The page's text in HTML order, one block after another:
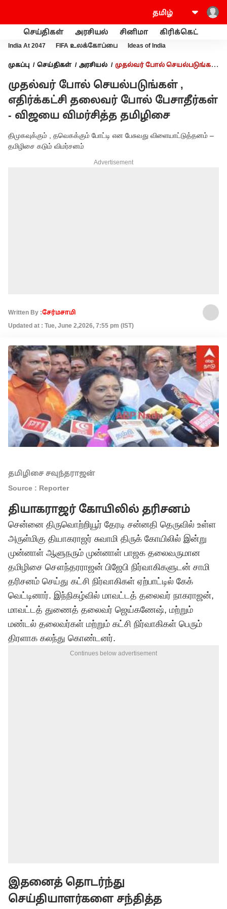
செய்திகள் அரசியல் சினிமா கிரிக்கெட்
India At 2047 FIFA உலக்கோப்பை Ideas of India
முகப்பு செய்திகள் அரசியல்
முதல்வர் போல் செயல்படுங்கள்
தமிழிசை
முதல்வர் போல் செயல்படுங்கள் ,
எதிர்க்கட்சி தலைவர் போல் பேசாதீர்கள்
- விஜயை விமர்சித்த தமிழிசை
திமுகவுக்கும் , தவெகக்கும் போட்டி என பேசுவது விளையாட்டுத்தனம் –
தமிழிசை கடும் விமர்சனம்
Advertisement
Written By :சேர்மசாமி
Updated at : Tue, June 2,2026, 7:55 pm (IST)
தமிழிசை சவுந்தராஜன்
Source : Reporter
தியாகராஜர் கோயிலில் தரிசனம்
சென்னை திருவொற்றியூர் தேரடி சன்னதி தெருவில் உள்ள
அருள்மிகு தியாகராஜர் சுவாமி திருக் கோயிலில் இன்று
முன்னாள் ஆளுநரும் முன்னாள் பாஜக தலைவருமான
தமிழிசை சௌந்தரராஜன் பிஜேபி நிர்வாகிகளுடன் சாமி
தரிசனம் செய்து கட்சி நிர்வாகிகள் ஏற்பாட்டில் கேக்
வெட்டினார். இந்நிகழ்வில் மாவட்டத் தலைவர் நாகராஜன்,
மாவட்டத் துணைத் தலைவர் ஜெய்கணேஷ், மற்றும்
மண்டல் தலைவர்கள் மற்றும் கட்சி நிர்வாகிகள் பெரும்
திரளாக கலந்து கொண்டனர்.
Continues below advertisement
இதனைத் தொடர்ந்து
செய்தியாளர்களை சந்தித்த